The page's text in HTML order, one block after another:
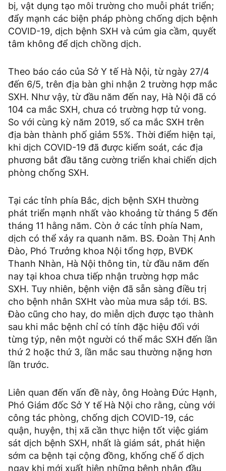
bị, vật dụng tạo môi trường cho muỗi phát triển;
đẩy mạnh các biện pháp phòng chống dịch bệnh
COVID-19, dịch bệnh SXH và cúm gia cầm, quyết
tâm không để dịch chồng dịch.
Theo báo cáo của Sở Y tế Hà Nội, từ ngày 27/4
đến 6/5, trên địa bàn ghi nhận 2 trường hợp mắc
SXH. Như vậy, từ đầu năm đến nay, Hà Nội đã có
104 ca mắc SXH, chưa có trường hợp tử vong.
So với cùng kỳ năm 2019, số ca mắc SXH trên
địa bàn thành phố giảm 55%. Thời điểm hiện tại,
khi dịch COVID-19 đã được kiểm soát, các địa
phương bắt đầu tăng cường triển khai chiến dịch
phòng chống SXH.
Tại các tỉnh phía Bắc, dịch bệnh SXH thường
phát triển mạnh nhất vào khoảng từ tháng 5 đến
tháng 11 hằng năm. Còn ở các tỉnh phía Nam,
dịch có thể xảy ra quanh năm. BS. Đoàn Thị Anh
Đào, Phó Trưởng khoa Nội tổng hợp, BVĐK
Thanh Nhàn, Hà Nội thông tin, từ đầu năm đến
nay tại khoa chưa tiếp nhận trường hợp mắc
SXH. Tuy nhiên, bệnh viện đã sẵn sàng điều trị
cho bệnh nhân SXHt vào mùa mưa sắp tới. BS.
Đào cũng cho hay, do miễn dịch được tạo thành
sau khi mắc bệnh chỉ có tính đặc hiệu đối với
từng týp, nên một người có thể mắc SXH đến lần
thứ 2 hoặc thứ 3, lần mắc sau thường nặng hơn
lần trước.
Liên quan đến vấn đề này, ông Hoàng Đức Hạnh,
Phó Giám đốc Sở Y tế Hà Nội cho rằng, cùng với
công tác phòng, chống dịch COVID-19, các
quận, huyện, thị xã cần thực hiện tốt việc giám
sát dịch bệnh SXH, nhất là giám sát, phát hiện
sớm ca bệnh tại cộng đồng, khống chế ổ dịch
ngay khi mới xuất hiện những bệnh nhân đầu